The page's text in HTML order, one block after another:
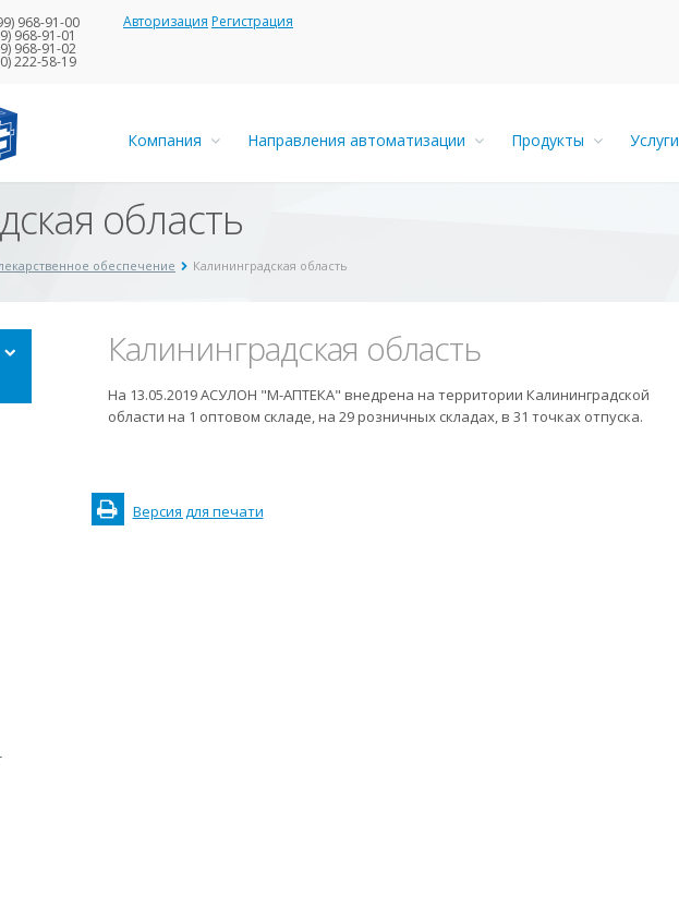
968-91-00
968-91-01
968-91-02
222-58-19
Авторизация Регистрация
Компания Направления автоматизации Продукты Услуги
область
обеспечение Калининградская область
Калининградская область
На 13.05.2019 АСУЛОН "М-АПТЕКА" внедрена на территории Калининградской
области на 1 оптовом складе, на 29 розничных складах, в 31 точках отпуска.
Версия для печати